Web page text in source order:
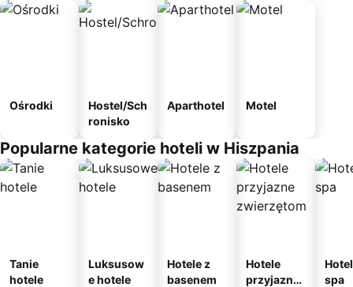
Ośrodki
Hostel/Sch
ronisko
Aparthotel Motel
Popularne kategorie hoteli w Hiszpania
Tanie
hotele
Luksusow
e hotele
Hotele z
basenem
Hotele
przyjazne
spa